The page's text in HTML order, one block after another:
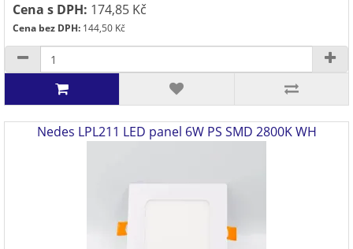
Cena s DPH: 174,85 Kč
Cena bez DPH: 144,50 Kč
Nedes LPL211 LED panel 6W PS SMD 2800K WH